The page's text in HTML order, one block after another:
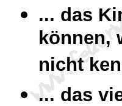
... das
können,
nicht
... das